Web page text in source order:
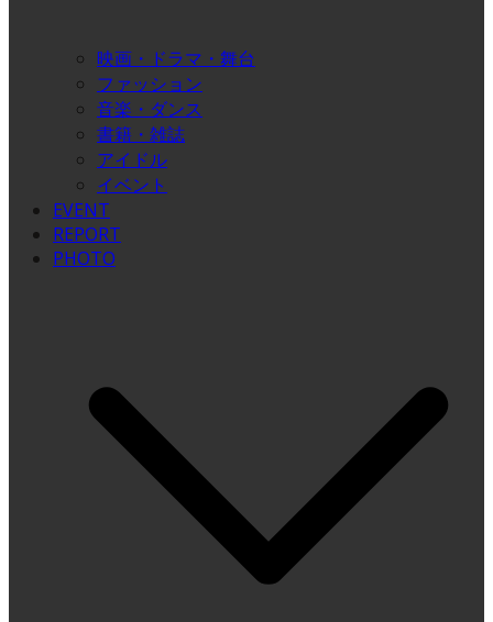
映画・ドラマ・舞台
ファッション
音楽・ダンス
書籍・雑誌
アイドル
イベント
EVENT
REPORT
PHOTO